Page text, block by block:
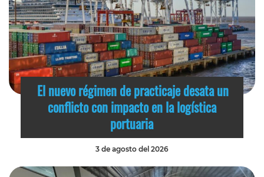
El nuevo régimen de practicaje desata un
conflicto con impacto en la logística
portuaria
3 de agosto del 2026